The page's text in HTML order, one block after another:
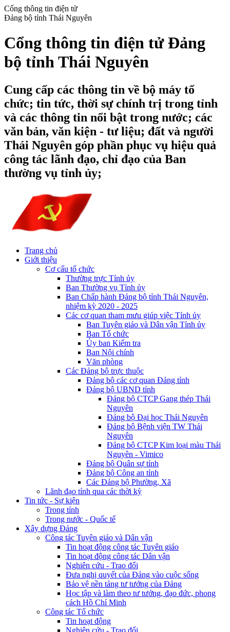
Cổng thông tin điện tử
Đảng bộ tỉnh Thái Nguyên
Cổng thông tin điện tử Đảng
bộ tỉnh Thái Nguyên
Cung cấp các thông tin về bộ máy tổ
chức; tin tức, thời sự chính trị trong tỉnh
và các thông tin nổi bật trong nước; các
văn bản, văn kiện - tư liệu; đất và người
Thái Nguyên góp phần phục vụ hiệu quả
công tác lãnh đạo, chỉ đạo của Ban
thường vụ tỉnh ủy;
Trang chủ
Giới thiệu
Cơ cấu tổ chức
Thường trực Tỉnh ủy
Ban Thường vụ Tỉnh ủy
Ban Chấp hành Đảng bộ tỉnh Thái Nguyên,
nhiệm kỳ 2020 - 2025
Các cơ quan tham mưu giúp việc Tỉnh ủy
Ban Tuyên giáo và Dân vận Tỉnh ủy
Ban Tổ chức
Ủy ban Kiểm tra
Ban Nội chính
Văn phòng
Các Đảng bộ trực thuộc
Đảng bộ các cơ quan Đảng tỉnh
Đảng bộ UBND tỉnh
Đảng bộ CTCP Gang thép Thái
Nguyên
Đảng bộ Đại học Thái Nguyên
Đảng bộ Bệnh viện TW Thái
Nguyên
Đảng bộ CTCP Kim loại màu Thái
Nguyên - Vimico
Đảng bộ Quân sự tỉnh
Đảng bộ Công an tỉnh
Các Đảng bộ Phường, Xã
Lãnh đạo tỉnh qua các thời kỳ
Tin tức - Sự kiện
Trong tỉnh
Trong nước - Quốc tế
Xây dựng Đảng
Công tác Tuyên giáo và Dân vận
Tin hoạt động công tác Tuyên giáo
Tin hoạt động công tác Dân vận
Nghiên cứu - Trao đổi
Đưa nghị quyết của Đảng vào cuộc sống
Bảo vệ nền tảng tư tưởng của Đảng
Học tập và làm theo tư tưởng, đạo đức, phong
cách Hồ Chí Minh
Công tác Tổ chức
Tin hoạt động
Nghiên cứu - Trao đổi